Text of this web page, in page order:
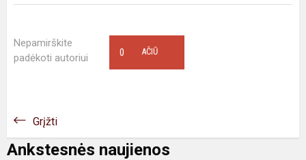
Nepamirškite
padėkoti autoriui
AČIŪ
0
Grįžti
Ankstesnės naujienos